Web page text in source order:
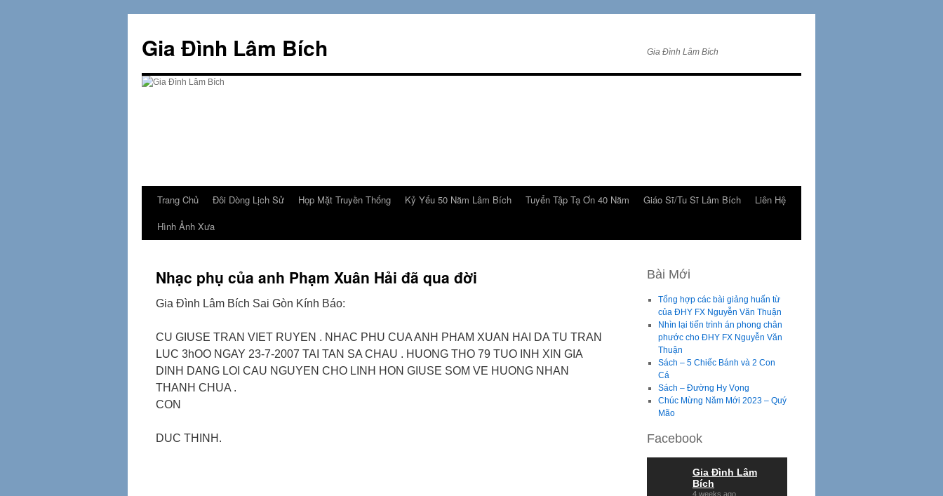
content
Gia Đình Lâm Bích Gia Đình Lâm Bích
Trang Chủ Đôi Dòng Lịch Sử Họp Mặt Truyền Thống Kỷ Yếu 50 Năm Lâm Bích Tuyển Tập Tạ Ơn 40 Năm Giáo Sĩ/Tu Sĩ Lâm Bích
Liên Hệ
Hình Ảnh Xưa
Nhạc phụ của anh Phạm Xuân Hải đã qua đời
Gia Đình Lâm Bích Sai Gòn Kính Báo:
CU GIUSE TRAN VIET RUYEN . NHAC PHU CUA ANH PHAM XUAN HAI DA TU TRAN
LUC 3hOO NGAY 23-7-2007 TAI TAN SA CHAU . HUONG THO 79 TUO INH XIN GIA
DINH DANG LOI CAU NGUYEN CHO LINH HON GIUSE SOM VE HUONG NHAN
THANH CHUA .
CON
DUC THINH.
Bài Mới
Tổng hợp các bài giảng huấn từ
của ĐHY FX Nguyễn Văn Thuận
Nhìn lại tiến trình án phong chân
phước cho ĐHY FX Nguyễn Văn
Thuận
Sách – 5 Chiếc Bánh và 2 Con
Cá
Sách – Đường Hy Vọng
Chúc Mừng Năm Mới 2023 – Quý
Mão
Facebook
Gia Đình Lâm
Bích
4 weeks ago